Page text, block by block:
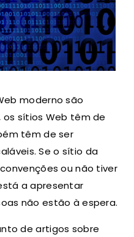
moderno são
sítios Web têm de
têm de ser
Se o sítio da
ou não tiver
a apresentar
não estão à espera.
de artigos sobre